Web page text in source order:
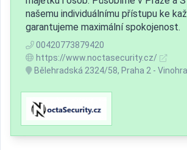
našemu individuálnímu přístupu ke
garantujeme maximální spokojenost.
00420773879420
https://www.noctasecurity.cz/
Bělehradská 2324/58, Praha 2 -